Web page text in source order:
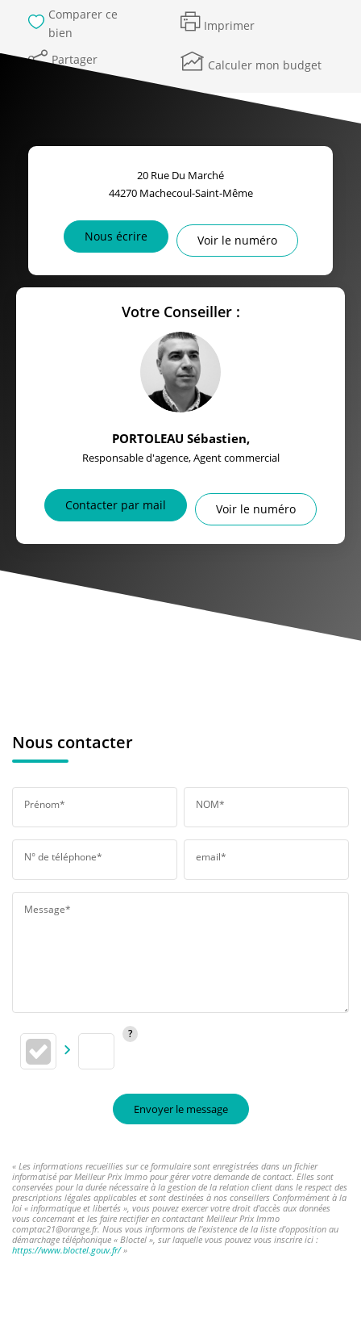
Comparer ce
bien
Imprimer
Partager Calculer mon budget
20 Rue Du Marché
44270 Machecoul-Saint-Même
Nous écrire Voir le numéro
Votre Conseiller :
PORTOLEAU Sébastien,
Responsable d'agence, Agent commercial
Contacter par mail Voir le numéro
Nous contacter
Prénom* NOM*
N° de téléphone* email*
Message*
Envoyer le message
« Les informations recueillies sur ce formulaire sont enregistrées dans un fichier
informatisé par Meilleur Prix Immo pour gérer votre demande de contact. Elles sont
conservées pour la durée nécessaire à la gestion de la relation client dans le respect des
prescriptions légales applicables et sont destinées à nos conseillers Conformément à la
loi « informatique et libertés », vous pouvez exercer votre droit d'accès aux données
vous concernant et les faire rectifier en contactant Meilleur Prix Immo
comptac21@orange.fr. Nous vous informons de l'existence de la liste d'opposition au
démarchage téléphonique « Bloctel », sur laquelle vous pouvez vous inscrire ici :
https://www.bloctel.gouv.fr/»